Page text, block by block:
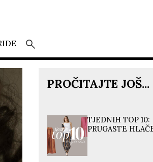
PROČITAJTE JOŠ...
TJEDNIH TOP 10:
PRUGASTE